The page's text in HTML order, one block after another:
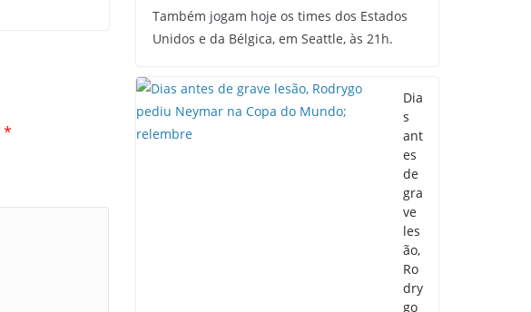
*
Também jogam hoje os times dos Estados
Unidos e da Bélgica, em Seattle, às 21h.
Dia
s
ant
es
de
gra
ve
les
ão,
Ro
dry
go